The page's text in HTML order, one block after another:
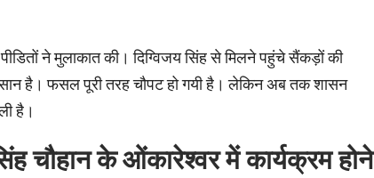
ने मुलाकात की। दिग्विजय सिंह से मिलने पहुंचे सैंकड़ों की
है। फसल पूरी तरह चौपट हो गयी है। लेकिन अब तक शासन
है।
चौहान के ओंकारेश्वर में कार्यक्रम होने